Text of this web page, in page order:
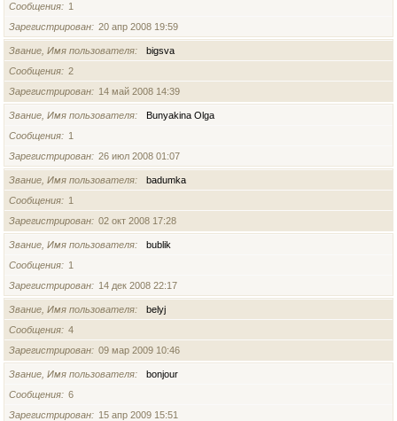
Сообщения
1
Зарегистрирован
20 апр 2008 19:59
Звание, Имя пользователя
bigsva
Сообщения
2
Зарегистрирован
14 май 2008 14:39
Звание, Имя пользователя
Bunyakina Olga
Сообщения
1
Зарегистрирован
26 июл 2008 01:07
Звание, Имя пользователя
badumka
Сообщения
1
Зарегистрирован
02 окт 2008 17:28
Звание, Имя пользователя
bublik
Сообщения
1
Зарегистрирован
14 дек 2008 22:17
Звание, Имя пользователя
belyj
Сообщения
4
Зарегистрирован
09 мар 2009 10:46
Звание, Имя пользователя
bonjour
Сообщения
6
Зарегистрирован
15 апр 2009 15:51